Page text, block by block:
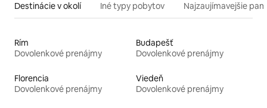
Destinácie v okolí Iné typy pobytov Najzaujímavejšie
Rím
Dovolenkové prenájmy
Budapešť
Dovolenkové prenájmy
Florencia
Dovolenkové prenájmy
Viedeň
Dovolenkové prenájmy